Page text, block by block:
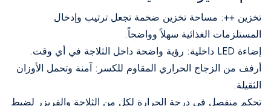
تخزين ++: مساحة تخزين ضخمة تجعل ترتيب وإدخال
المستلزمات الغذائية سهلاً وواضحاً.
إضاءة LED داخلية: رؤية واضحة داخل الثلاجة في أي وقت.
أرفف من الزجاج الحراري المقاوم للكسر: آمنة وتحمل الأوزان
الثقيلة.
تحكم منفصل في درجة الحرارة لكل من الثلاجة والفريزر لضبط